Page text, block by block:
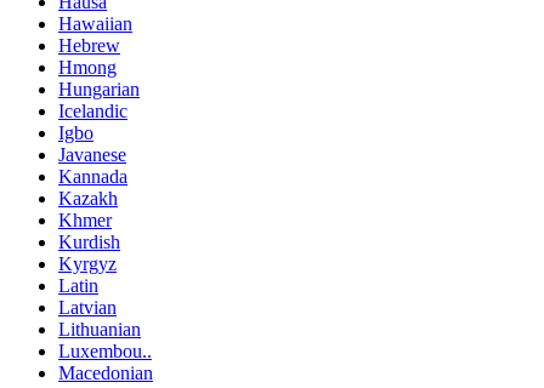
Hawaiian
Hebrew
Hmong
Hungarian
Icelandic
Igbo
Javanese
Kannada
Kazakh
Khmer
Kurdish
Kyrgyz
Latin
Latvian
Lithuanian
Luxembou..
Macedonian